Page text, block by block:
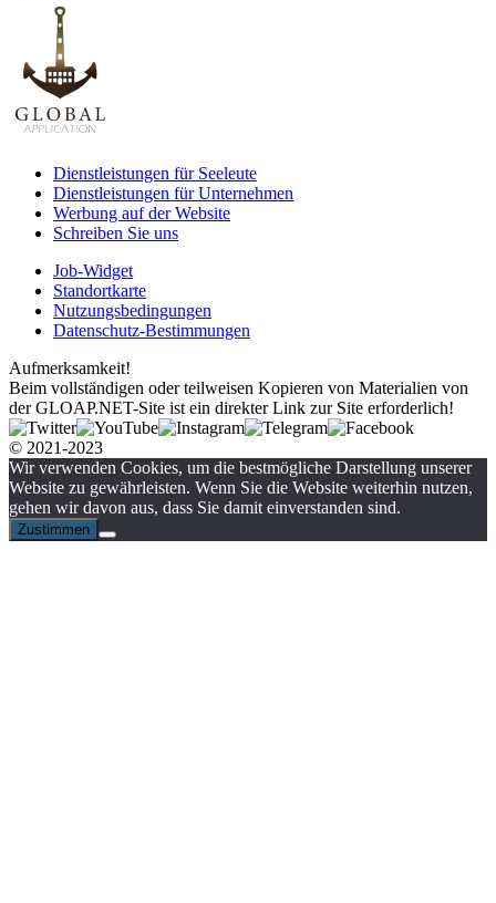
Dienstleistungen für Seeleute
Dienstleistungen für Unternehmen
Werbung auf der Website
Schreiben Sie uns
Job-Widget
Standortkarte
Nutzungsbedingungen
Datenschutz-Bestimmungen
Aufmerksamkeit!
Beim vollständigen oder teilweisen Kopieren von Materialien von
der GLOAP.NET-Site ist ein direkter Link zur Site erforderlich!
© 2021-2023
Wir verwenden Cookies, um die bestmögliche Darstellung unserer
Website zu gewährleisten. Wenn Sie die Website weiterhin nutzen,
gehen wir davon aus, dass Sie damit einverstanden sind.
Zustimmen